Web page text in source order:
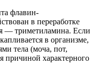
флавин-
в переработке
— триметиламина. Если
в организме,
тела (моча, пот,
причиной характерного